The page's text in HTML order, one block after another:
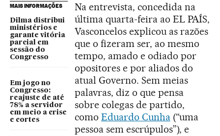
MAIS INFORMAÇÕES
Dilma distribui
ministérios e
garante vitória
parcial em
sessão do
Congresso
Em jogo no
Congresso:
reajuste de até
78% a servidor
em meio a crise
e cortes
Na entrevista, concedida na
última quarta-feira ao EL PAÍS,
Vasconcelos explicou as razões
que o fizeram ser, ao mesmo
tempo, amado e odiado por
opositores e por aliados do
atual Governo. Sem meias
palavras, diz o que pensa
sobre colegas de partido,
como Eduardo Cunha(“uma
pessoa sem escrúpulos”), e